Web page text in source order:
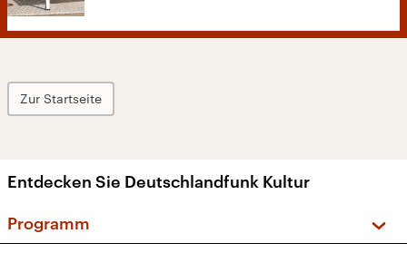
Zur Startseite
Entdecken Sie Deutschlandfunk Kultur
Programm